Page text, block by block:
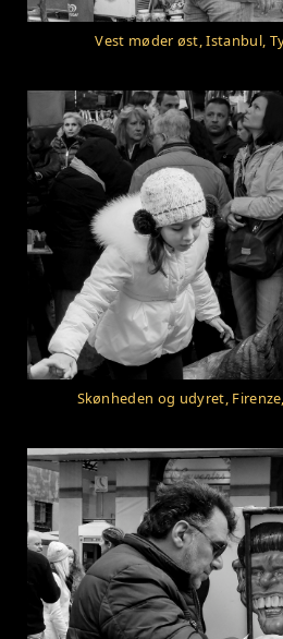
Vest møder øst, Istanbul,
Skønheden og udyret,